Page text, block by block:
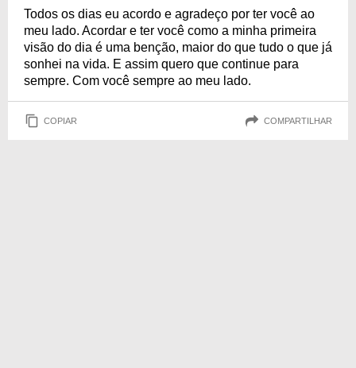
Todos os dias eu acordo e agradeço por ter você ao
meu lado. Acordar e ter você como a minha primeira
visão do dia é uma benção, maior do que tudo o que já
sonhei na vida. E assim quero que continue para
sempre. Com você sempre ao meu lado.
COPIAR COMPARTILHAR